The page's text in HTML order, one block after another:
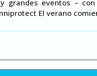
grandes eventos –
El verano